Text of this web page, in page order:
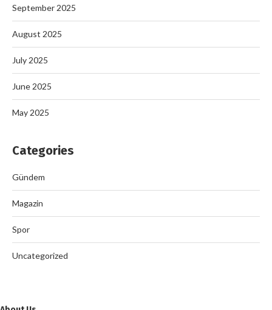
September 2025
August 2025
July 2025
June 2025
May 2025
Categories
Gündem
Magazin
Spor
Uncategorized